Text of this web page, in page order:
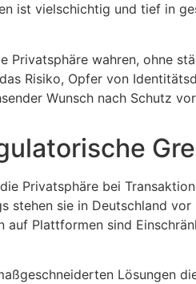
ist vielschichtig und tief in
Privatsphäre wahren, ohne
Risiko, Opfer von
Wunsch nach Schutz
Privatsphäre bei
sie in Deutschland
Plattformen sind
Lösungen